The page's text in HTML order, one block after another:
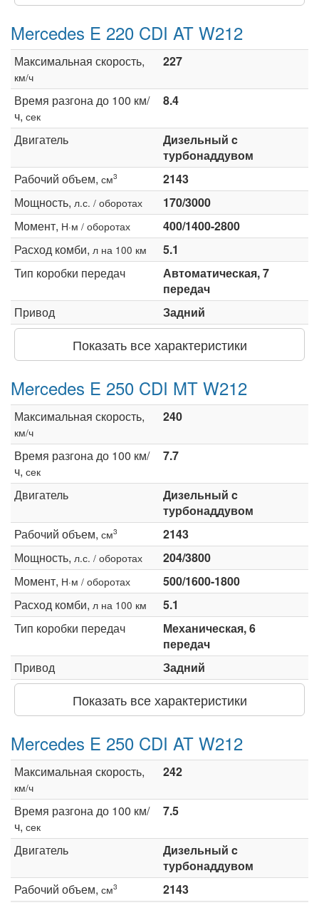
Mercedes E 220 CDI AT W212
Максимальная скорость,
км/ч
227
Время разгона до 100 км/
ч, сек
8.4
Двигатель
Дизельный c
турбонаддувом
Рабочий объем, см3
2143
Мощность, л.с. / оборотах
170/3000
Момент, Н·м / оборотах
400/1400-2800
Расход комби, л на 100 км
5.1
Тип коробки передач
Автоматическая, 7
передач
Привод
Задний
Показать все характеристики
Mercedes E 250 CDI MT W212
Максимальная скорость,
км/ч
240
Время разгона до 100 км/
ч, сек
7.7
Двигатель
Дизельный c
турбонаддувом
Рабочий объем, см3
2143
Мощность, л.с. / оборотах
204/3800
Момент, Н·м / оборотах
500/1600-1800
Расход комби, л на 100 км
5.1
Тип коробки передач
Механическая, 6
передач
Привод
Задний
Показать все характеристики
Mercedes E 250 CDI AT W212
Максимальная скорость,
км/ч
242
Время разгона до 100 км/
ч, сек
7.5
Двигатель
Дизельный c
турбонаддувом
Рабочий объем, см3
2143